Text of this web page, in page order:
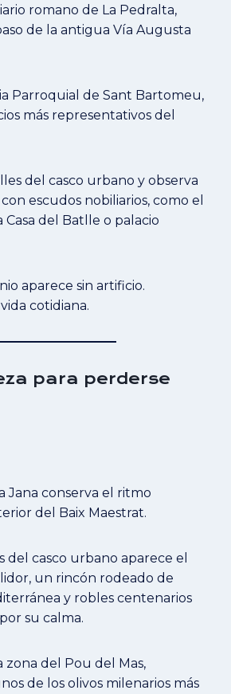
romano de La Pedralta,
de la antigua Vía Augusta
Parroquial de Sant Bartomeu,
más representativos del
del casco urbano y observa
escudos nobiliarios, como el
del Batlle o palacio
aparece sin artificio.
cotidiana.
para perderse
Jana conserva el ritmo
del Baix Maestrat.
del casco urbano aparece el
un rincón rodeado de
y robles centenarios
su calma.
zona del Pou del Mas,
de los olivos milenarios más